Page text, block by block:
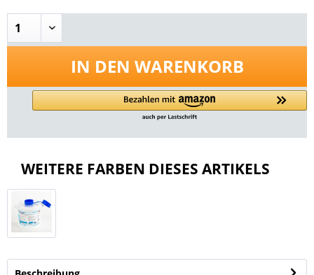
IN DEN WARENKORB
WEITERE FARBEN DIESES ARTIKELS